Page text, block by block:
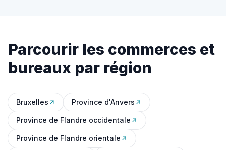
Parcourir les commerces et
bureaux par région
Bruxelles Province d'Anvers
Province de Flandre occidentale
Province de Flandre orientale